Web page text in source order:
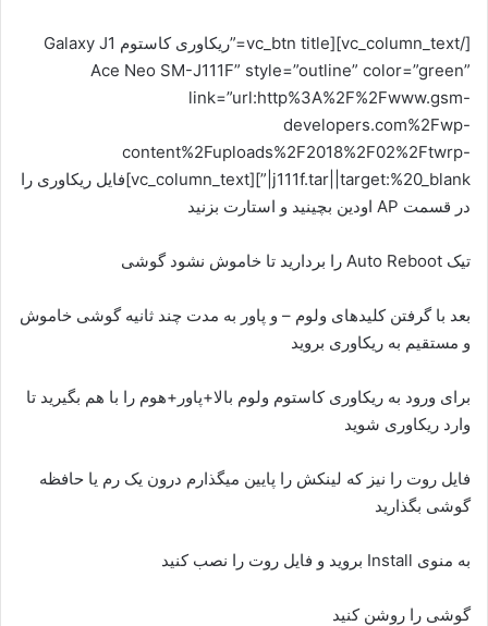
[/vc_column_text][vc_btn title=”ریکاوری کاستوم Galaxy J1
Ace Neo SM-J111F” style=”outline” color=”green”
link=”url:http%3A%2F%2Fwww.gsm-
developers.com%2Fwp-
content%2Fuploads%2F2018%2F02%2Ftwrp-
j111f.tar||target:%20_blank|”][vc_column_text]فایل ریکاوری را
در قسمت AP اودین بچینید و استارت بزنید
تیک Auto Reboot را بردارید تا خاموش نشود گوشی
بعد با گرفتن کلیدهای ولوم – و پاور به مدت چند ثانیه گوشی خاموش
و مستقیم به ریکاوری بروید
برای ورود به ریکاوری کاستوم ولوم بالا+پاور+هوم را با هم بگیرید تا
وارد ریکاوری شوید
فایل روت را نیز که لینکش را پایین میگذارم درون یک رم یا حافظه
گوشی بگذارید
به منوی Install بروید و فایل روت را نصب کنید
گوشی را روشن کنید